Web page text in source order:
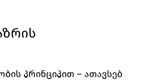
პრინციპით – ათავსებ